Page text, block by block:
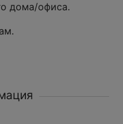
дома/офиса.